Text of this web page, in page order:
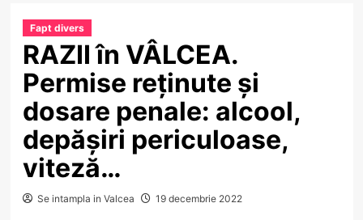
Fapt divers
RAZII în VÂLCEA.
Permise reținute și
dosare penale: alcool,
depășiri periculoase,
viteză…
Se intampla in Valcea 19 decembrie 2022